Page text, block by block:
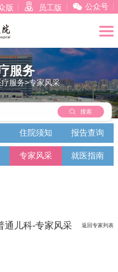
版  员工版  公众号
 搜索
服务
服务>专家风采
住院须知 报告查询
专家风采 就医指南
通儿科-专家风采 返回专家列表